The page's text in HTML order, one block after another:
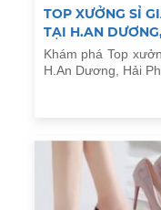
TOP XƯỞNG SỈ
TẠI H.AN
Khám phá Top
H.An Dương, Hải